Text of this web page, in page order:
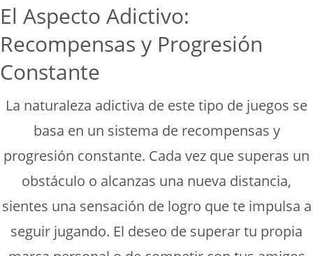
El Aspecto Adictivo:
Recompensas y Progresión
Constante
La naturaleza adictiva de este tipo de juegos se
basa en un sistema de recompensas y
progresión constante. Cada vez que superas un
obstáculo o alcanzas una nueva distancia,
sientes una sensación de logro que te impulsa a
seguir jugando. El deseo de superar tu propia